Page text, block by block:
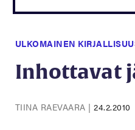
ULKOMAINEN
Inhottavat
TIINA RAEVAARA |24.2.2010